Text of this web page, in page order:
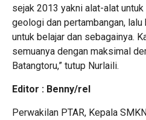
sejak 2013 yakni alat-alat
geologi dan pertambangan, lalu
untuk belajar dan sebagainya.
semuanya dengan maksimal
Batangtoru,” tutup Nurlaili.
Editor : Benny/rel
Perwakilan PTAR, Kepala